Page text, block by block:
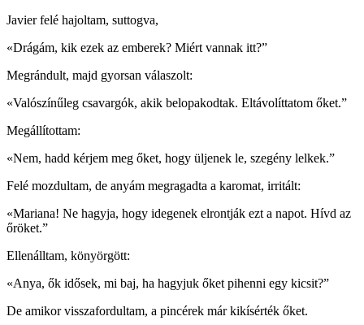
Javier felé hajoltam, suttogva,
«Drágám, kik ezek az emberek? Miért vannak itt?”
Megrándult, majd gyorsan válaszolt:
«Valószínűleg csavargók, akik belopakodtak. Eltávolíttatom őket.”
Megállítottam:
«Nem, hadd kérjem meg őket, hogy üljenek le, szegény lelkek.”
Felé mozdultam, de anyám megragadta a karomat, irritált:
«Mariana! Ne hagyja, hogy idegenek elrontják ezt a napot. Hívd az
őröket.”
Ellenálltam, könyörgött:
«Anya, ők idősek, mi baj, ha hagyjuk őket pihenni egy kicsit?”
De amikor visszafordultam, a pincérek már kikísérték őket.